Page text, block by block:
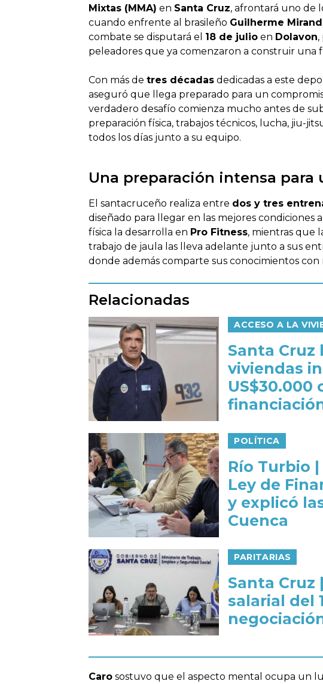
Mixtas (MMA) en Santa Cruz, afrontará uno de
cuando enfrente al brasileño Guilherme
combate se disputará el 18 de julio en Dolavon,
peleadores que ya comenzaron a construir una
Con más de tres décadas dedicadas a este
aseguró que llega preparado para un
verdadero desafío comienza mucho antes de
preparación física, trabajos técnicos, lucha, jiu-
todos los días junto a su equipo.
Una preparación intensa para
El santacruceño realiza entre dos y tres
diseñado para llegar en las mejores condiciones
física la desarrolla en Pro Fitness, mientras que
trabajo de jaula las lleva adelante junto a sus
donde además comparte sus conocimientos
Relacionadas
ACCESO A LA
Santa Cruz
viviendas
US$30.000
POLÍTICA
Río Turbio
Ley de
y explicó
Cuenca
PARITARIAS
Santa Cruz
salarial del
Caro sostuvo que el aspecto mental ocupa un